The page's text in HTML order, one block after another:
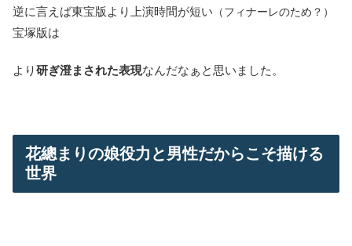
逆に言えば東宝版より上演時間が短い （フィナーレのため？）
宝塚版は
より研ぎ澄まされた表現なんだなぁと思いました。
花總まりの娘役力と男性だからこそ描ける
世界